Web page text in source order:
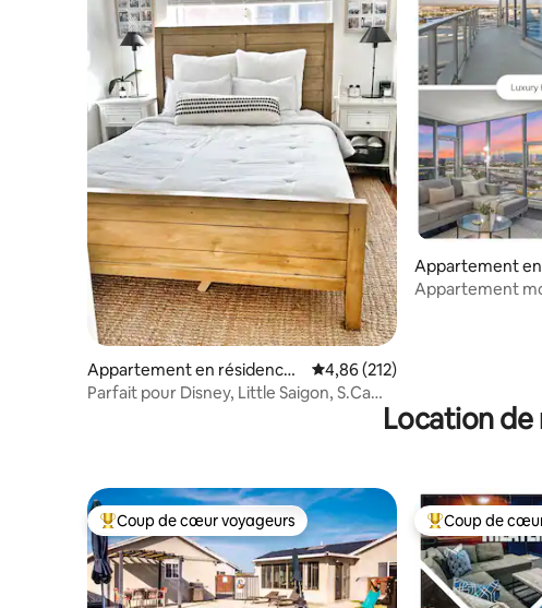
Appartement en résidence ⋅
Midway City
Évaluation moyenne sur la
4,86 (212)
Parfait pour Disney, Little Saigon, S.Ca
Appartement en
Santa Ana
Appartement
Location de
Coups de cœur voyageurs les plus appréciés
Coup de cœur voyageurs Coups de cœur
Coup de